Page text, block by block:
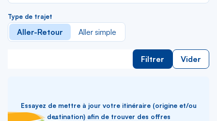
Type de trajet
Aller-Retour Aller simple
Filtrer Vider
Essayez de mettre à jour votre itinéraire (origine et/ou
destination) afin de trouver des offres